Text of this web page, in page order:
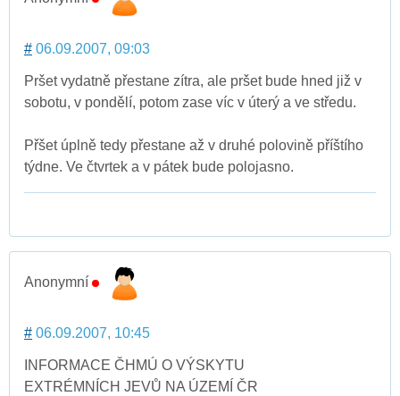
# 06.09.2007, 09:03
Pršet vydatně přestane zítra, ale pršet bude hned již v
sobotu, v pondělí, potom zase víc v úterý a ve středu.
Přšet úplně tedy přestane až v druhé polovině příštího
týdne. Ve čtvrtek a v pátek bude polojasno.
Anonymní
# 06.09.2007, 10:45
INFORMACE ČHMÚ O VÝSKYTU
EXTRÉMNÍCH JEVŮ NA ÚZEMÍ ČR